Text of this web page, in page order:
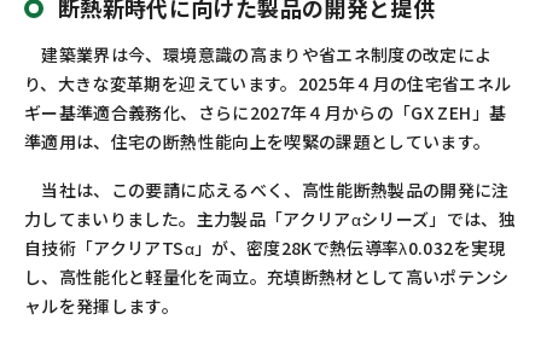
断熱新時代に向けた製品の開発と提供
建築業界は今、環境意識の高まりや省エネ制度の改定によ
り、大きな変革期を迎えています。2025年４月の住宅省エネル
ギー基準適合義務化、さらに2027年４月からの「GX ZEH」基
準適用は、住宅の断熱性能向上を喫緊の課題としています。
当社は、この要請に応えるべく、高性能断熱製品の開発に注
力してまいりました。主力製品「アクリアαシリーズ」では、独
自技術「アクリアTSα」が、密度28Kで熱伝導率λ0.032を実現
し、高性能化と軽量化を両立。充填断熱材として高いポテンシ
ャルを発揮します。